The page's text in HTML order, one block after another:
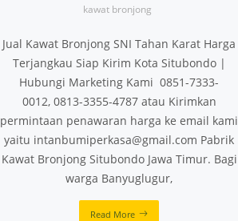
kawat bronjong
Jual Kawat Bronjong SNI Tahan Karat Harga
Terjangkau Siap Kirim Kota Situbondo |
Hubungi Marketing Kami 0851-7333-
0012, 0813-3355-4787 atau Kirimkan
permintaan penawaran harga ke email kami
yaitu intanbumiperkasa@gmail.com Pabrik
Kawat Bronjong Situbondo Jawa Timur. Bagi
warga Banyuglugur,
Read More